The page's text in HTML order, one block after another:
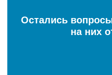
Остались
на них